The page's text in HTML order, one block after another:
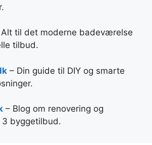
Alt til det moderne badeværelse
tilbud.
– Din guide til DIY og smarte
– Blog om renovering og
byggetilbud.